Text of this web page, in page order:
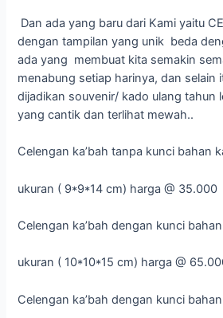
Dan ada yang baru dari Kami yaitu
dengan tampilan yang unik beda
ada yang membuat kita semakin
menabung setiap harinya, dan selain
dijadikan souvenir/ kado ulang tahun
yang cantik dan terlihat mewah..
Celengan ka’bah tanpa kunci bahan
ukuran ( 9*9*14 cm) harga @ 35.000
Celengan ka’bah dengan kunci
ukuran ( 10*10*15 cm) harga @
Celengan ka’bah dengan kunci